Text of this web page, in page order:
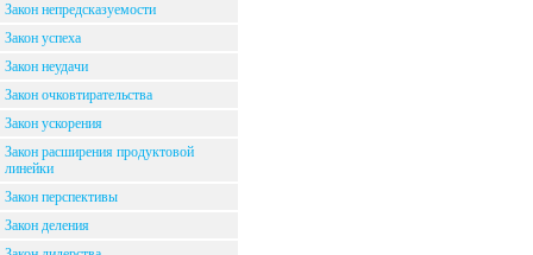
Закон непредсказуемости
Закон успеха
Закон неудачи
Закон очковтирательства
Закон ускорения
Закон расширения продуктовой
линейки
Закон перспективы
Закон деления